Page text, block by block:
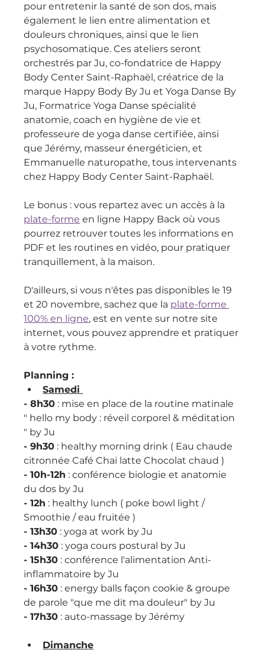
pour entretenir la santé de son dos, mais
également le lien entre alimentation et
douleurs chroniques, ainsi que le lien
psychosomatique. Ces ateliers seront
orchestrés par Ju, co-fondatrice de Happy
Body Center Saint-Raphaël, créatrice de la
marque Happy Body By Ju et Yoga Danse By
Ju, Formatrice Yoga Danse spécialité
anatomie, coach en hygiène de vie et
professeure de yoga danse certifiée, ainsi
que Jérémy, masseur énergéticien, et
Emmanuelle naturopathe, tous intervenants
chez Happy Body Center Saint-Raphaël.
Le bonus : vous repartez avec un accès à la
plate-forme en ligne Happy Back où vous
pourrez retrouver toutes les informations en
PDF et les routines en vidéo, pour pratiquer
tranquillement, à la maison.
D'ailleurs, si vous n'êtes pas disponibles le 19
et 20 novembre, sachez que la plate-forme
100% en ligne, est en vente sur notre site
internet, vous pouvez apprendre et pratiquer
à votre rythme.
Planning :
Samedi
​- 8h30 : mise en place de la routine matinale
" hello my body : réveil corporel & méditation
" by Ju
- 9h30 : healthy morning drink ( Eau chaude
citronnée Café Chai latte Chocolat chaud )
- 10h-12h : conférence biologie et anatomie
du dos by Ju
- 12h : healthy lunch ( poke bowl light /
Smoothie / eau fruitée )
- 13h30 : yoga at work by Ju
- 14h30 : yoga cours postural by Ju
- 15h30 : conférence l'alimentation Anti-
inflammatoire by Ju
- 16h30 : energy balls façon cookie & groupe
de parole "que me dit ma douleur" by Ju
- 17h30 : auto-massage by Jérémy
Dimanche